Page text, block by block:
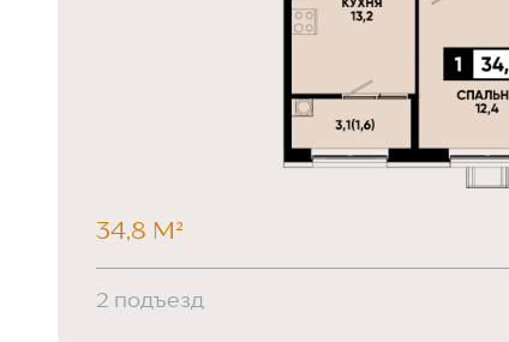
34,8 М²
2 подъезд